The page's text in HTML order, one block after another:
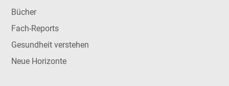
Bücher
Fach-Reports
Gesundheit verstehen
Neue Horizonte